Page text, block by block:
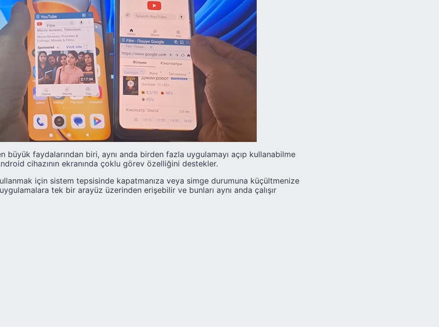
büyük faydalarından biri, aynı anda birden fazla uygulamayı açıp kullanabilme
cihazının ekranında çoklu görev özelliğini destekler.
için sistem tepsisinde kapatmanıza veya simge durumuna küçültmenize
tek bir arayüz üzerinden erişebilir ve bunları aynı anda çalışır